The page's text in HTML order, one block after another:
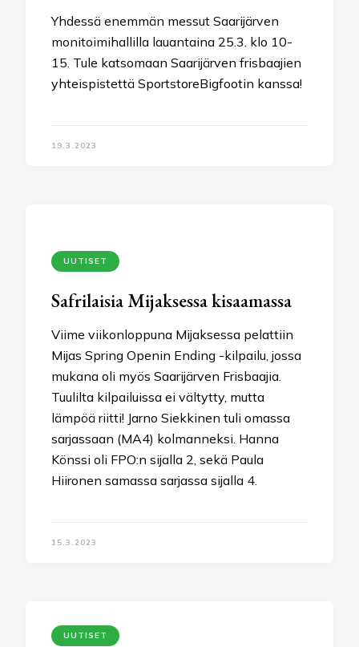
Yhdessä enemmän messut Saarijärven
monitoimihallilla lauantaina 25.3. klo 10-
15. Tule katsomaan Saarijärven frisbaajien
yhteispistettä SportstoreBigfootin kanssa!
19.3.2023
UUTISET
Safrilaisia Mijaksessa kisaamassa
Viime viikonloppuna Mijaksessa pelattiin
Mijas Spring Openin Ending -kilpailu, jossa
mukana oli myös Saarijärven Frisbaajia.
Tuulilta kilpailuissa ei vältytty, mutta
lämpöä riitti! Jarno Siekkinen tuli omassa
sarjassaan (MA4) kolmanneksi. Hanna
Könssi oli FPO:n sijalla 2, sekä Paula
Hiironen samassa sarjassa sijalla 4.
15.3.2023
UUTISET